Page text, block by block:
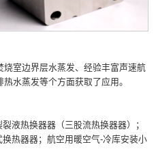
室边界层水蒸发、经验丰富声速航
水蒸发等个方面获取了应用。
液热换器器（三股流热换器器）；
热器器；航空用暖空气-冷库安装小